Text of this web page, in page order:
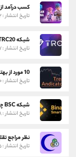
کسب درآمد از
تاریخ انتشار : ۲۲ مهر ۱۴۰۰
شبکه TRC20 چیست؟
تاریخ انتشار : ۱۷ مرداد ۱۴۰۰
10 مورد از بهترین اندیکاتورهای تشخیص روند
تاریخ انتشار : ۲۰ آذر ۱۴۰۰
شبکه BSC چیست؟
تاریخ انتشار : ۱۸ مرداد ۱۴۰۰
نظر مراجع
تاریخ انتشار : ۱۵ اسفند ۱۴۰۰